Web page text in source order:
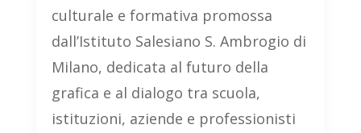
culturale e formativa promossa
dall’Istituto Salesiano S. Ambrogio di
Milano, dedicata al futuro della
grafica e al dialogo tra scuola,
istituzioni, aziende e professionisti